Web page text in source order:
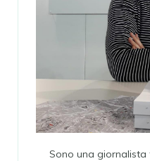
Sono una giornalista